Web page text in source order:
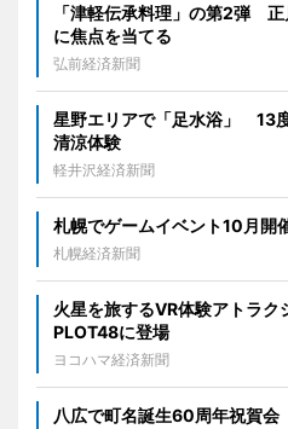
「津軽伝承料理」の第2弾
に焦点を当てる
弘前経済新聞
星野エリアで「足水浴」 13
清涼体験
軽井沢経済新聞
札幌でゲームイベント10月
札幌経済新聞
火星を旅するVR体験アトラ
PLOT48に登場
ヨコハマ経済新聞
八広で町名誕生60周年祝賀